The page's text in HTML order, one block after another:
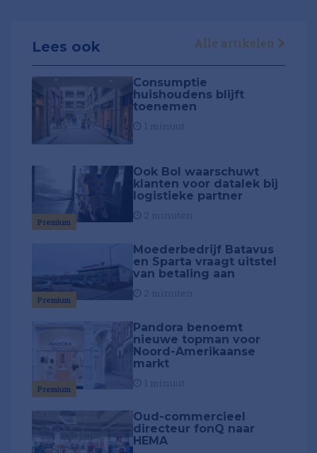
Lees ook Alle artikelen
Consumptie
huishoudens blijft
toenemen
Premium
Ook Bol waarschuwt
klanten voor datalek bij
logistieke partner
Premium
Moederbedrijf Batavus
en Sparta vraagt uitstel
van betaling aan
Premium
Pandora benoemt
nieuwe topman voor
Noord-Amerikaanse
markt
Oud-commercieel
directeur fonQ naar
HEMA